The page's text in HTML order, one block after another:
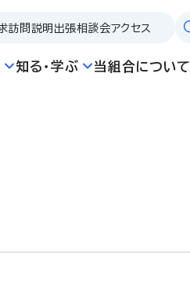
訪問説明 出張相談会アクセス
知る・学ぶ 当組合について